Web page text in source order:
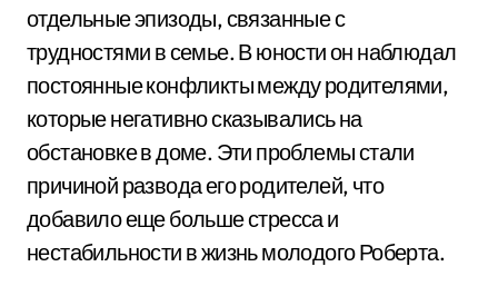
отдельные эпизоды, связанные с
трудностями в семье. В юности он наблюдал
постоянные конфликты между родителями,
которые негативно сказывались на
обстановке в доме. Эти проблемы стали
причиной развода его родителей, что
добавило еще больше стресса и
нестабильности в жизнь молодого Роберта.